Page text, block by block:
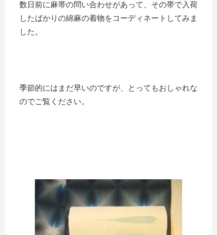
数日前に麻帯の問い合わせがあって、その帯で入荷
したばかりの綿麻の着物をコーディネートしてみま
した。
季節的にはまだ早いのですが、とってもおしゃれな
のでご覧ください。